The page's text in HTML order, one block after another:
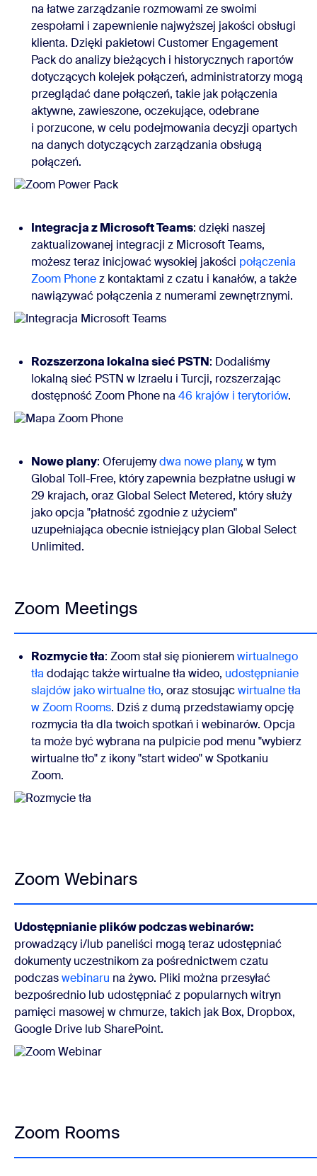
na łatwe zarządzanie rozmowami ze swoimi
zespołami i zapewnienie najwyższej jakości obsługi
klienta. Dzięki pakietowi Customer Engagement
Pack do analizy bieżących i historycznych raportów
dotyczących kolejek połączeń, administratorzy mogą
przeglądać dane połączeń, takie jak połączenia
aktywne, zawieszone, oczekujące, odebrane
i porzucone, w celu podejmowania decyzji opartych
na danych dotyczących zarządzania obsługą
połączeń.
Integracja z Microsoft Teams: dzięki naszej
zaktualizowanej integracji z Microsoft Teams,
możesz teraz inicjować wysokiej jakości połączenia
Zoom Phonez kontaktami z czatu i kanałów, a także
nawiązywać połączenia z numerami zewnętrznymi.
Rozszerzona lokalna sieć PSTN: Dodaliśmy
lokalną sieć PSTN w Izraelu i Turcji, rozszerzając
dostępność Zoom Phone na 46 krajów i terytoriów.
Nowe plany: Oferujemydwa nowe plany, w tym
Global Toll-Free, który zapewnia bezpłatne usługi w
29 krajach, oraz Global Select Metered, który służy
jako opcja "płatność zgodnie z użyciem"
uzupełniająca obecnie istniejący plan Global Select
Unlimited.
Zoom Meetings
Rozmycie tła: Zoom stał się pionieremwirtualnego
tła dodając także wirtualne tła wideo, udostępnianie
slajdów jako wirtualne tło, oraz stosującwirtualne tła
w Zoom Rooms. Dziś z dumą przedstawiamy opcję
rozmycia tła dla twoich spotkań i webinarów. Opcja
ta może być wybrana na pulpicie pod menu "wybierz
wirtualne tło" z ikony "start wideo" w Spotkaniu
Zoom.
Zoom Webinars
Udostępnianie plików podczas webinarów:
prowadzący i/lub paneliści mogą teraz udostępniać
dokumenty uczestnikom za pośrednictwem czatu
podczaswebinaru na żywo. Pliki można przesyłać
bezpośrednio lub udostępniać z popularnych witryn
pamięci masowej w chmurze, takich jak Box, Dropbox,
Google Drive lub SharePoint.
Zoom Rooms